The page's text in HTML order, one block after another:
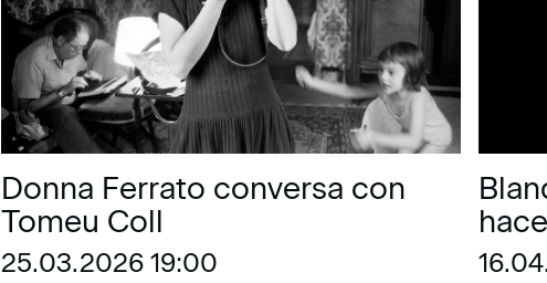
Donna Ferrato conversa con
Tomeu Coll
25.03.2026 19:00